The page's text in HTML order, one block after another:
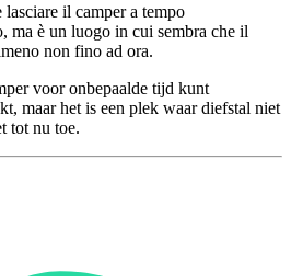
il camper a tempo
ma è un luogo in cui sembra che il
non fino ad ora.
voor onbepaalde tijd kunt
maar het is een plek waar diefstal niet
tot nu toe.